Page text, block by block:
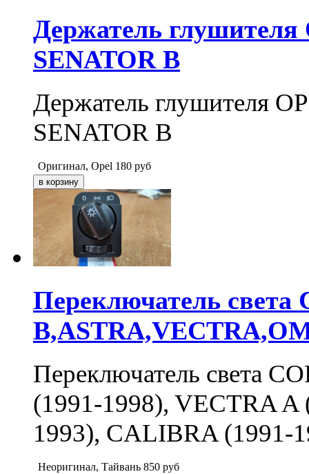
Держатель
SENATOR B
Держатель глушителя
SENATOR B
Оригинал, Opel 180 руб
Переключатель света
Переключатель света
(1991-1998), VECTRA
1993), CALIBRA (1991-
Неоригинал, Тайвань 850 руб